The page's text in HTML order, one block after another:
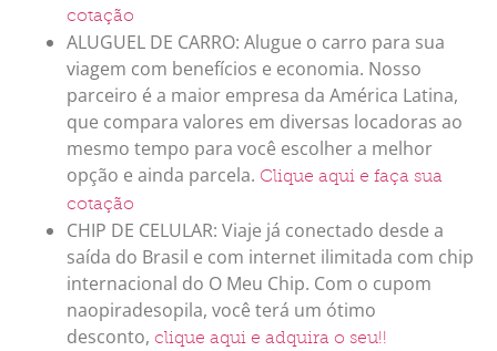
cotação
ALUGUEL DE CARRO: Alugue o carro para sua
viagem com benefícios e economia. Nosso
parceiro é a maior empresa da América Latina,
que compara valores em diversas locadoras ao
mesmo tempo para você escolher a melhor
opção e ainda parcela. Clique aqui e faça sua
cotação
CHIP DE CELULAR: Viaje já conectado desde a
saída do Brasil e com internet ilimitada com chip
internacional do O Meu Chip. Com o cupom
naopiradesopila, você terá um ótimo
desconto, clique aqui e adquira o seu!!